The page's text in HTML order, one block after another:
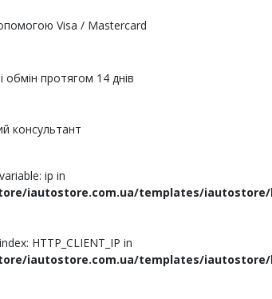
Visa / Mastercard
обмін протягом 14 днів
консультант
ip in
iautostore.com.ua/templates/
HTTP_CLIENT_IP in
iautostore.com.ua/templates/